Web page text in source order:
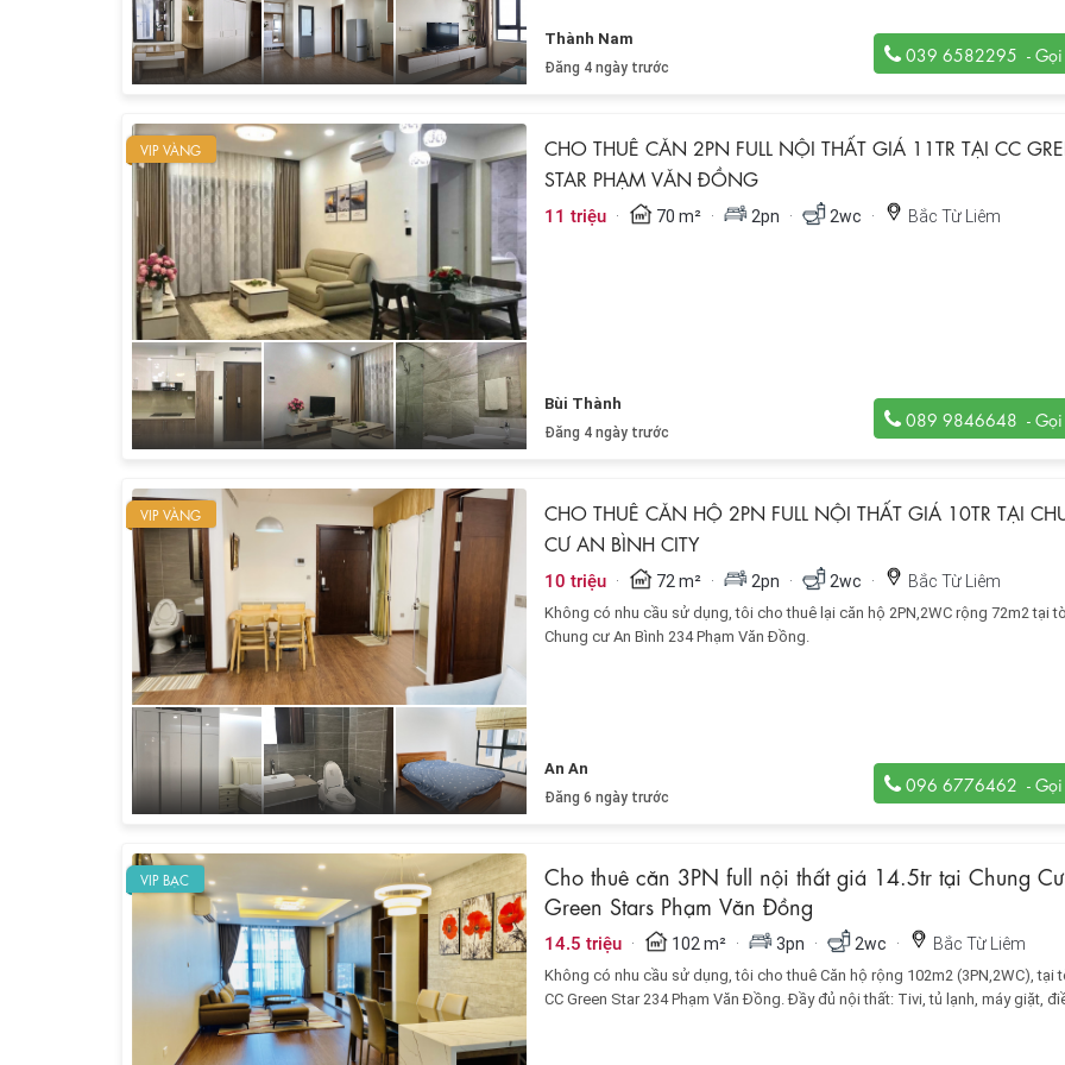
Thành Nam
Đăng 4 ngày trước
039 6582295
VIP VÀNG
CHO THUÊ CĂN 2PN FULL NỘI THẤT GIÁ 11TR TẠI CC
STAR PHẠM VĂN ĐỒNG
11 triệu · 70 m² · 2pn · 2wc · Bắc Từ Liêm
Bùi Thành
Đăng 4 ngày trước
089 9846648
VIP VÀNG
CHO THUÊ CĂN HỘ 2PN FULL NỘI THẤT GIÁ 10TR TẠI
CƯ AN BÌNH CITY
10 triệu · 72 m² · 2pn · 2wc · Bắc Từ Liêm
Không có nhu cầu sử dụng, tôi cho thuê lại căn hộ 2PN,2WC rộng 72m2 tại
Chung cư An Bình 234 Phạm Văn Đồng.
An An
Đăng 6 ngày trước
096 6776462
VIP BẠC
Cho thuê căn 3PN full nội thất giá 14.5tr tại Chung Cư
Green Stars Phạm Văn Đồng
14.5 triệu · 102 m² · 3pn · 2wc · Bắc Từ Liêm
Không có nhu cầu sử dụng, tôi cho thuê Căn hộ rộng 102m2 (3PN,2WC), tại
CC Green Star 234 Phạm Văn Đồng. Đầy đủ nội thất: Tivi, tủ lạnh, máy giặt,